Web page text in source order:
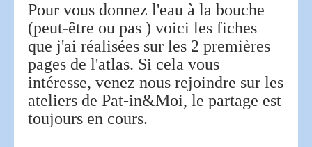
Pour vous donnez l'eau à la bouche
(peut-être ou pas ) voici les fiches
que j'ai réalisées sur les 2 premières
pages de l'atlas. Si cela vous
intéresse, venez nous rejoindre sur les
ateliers de Pat-in&Moi, le partage est
toujours en cours.